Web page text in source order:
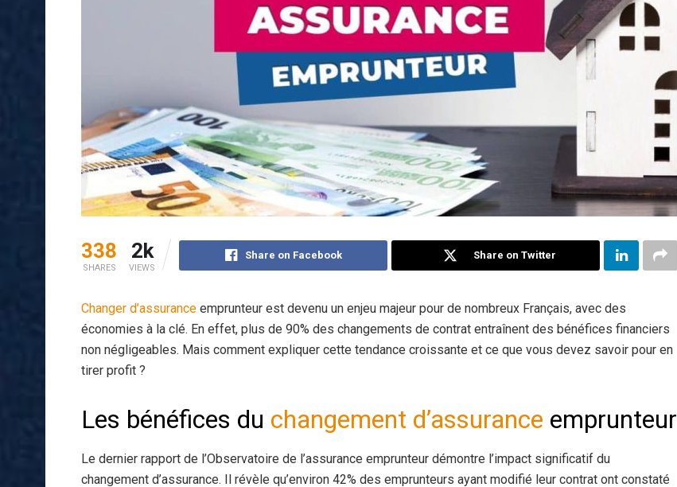
338
SHARES
2k
VIEWS
Share on Facebook Share on Twitter
Changer d’assurance emprunteur est devenu un enjeu majeur pour de nombreux Français, avec des
économies à la clé. En effet, plus de 90% des changements de contrat entraînent des bénéfices financiers
non négligeables. Mais comment expliquer cette tendance croissante et ce que vous devez savoir pour en
tirer profit ?
Les bénéfices du changement d’assurance emprunteur
Le dernier rapport de l’Observatoire de l’assurance emprunteur démontre l’impact significatif du
changement d’assurance. Il révèle qu’environ 42% des emprunteurs ayant modifié leur contrat ont constaté